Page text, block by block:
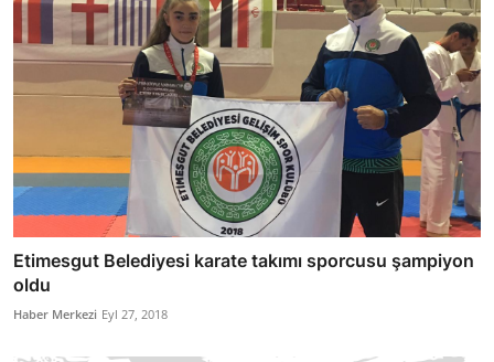
Etimesgut Belediyesi karate takımı sporcusu şampiyon
oldu
Haber Merkezi Eyl 27, 2018